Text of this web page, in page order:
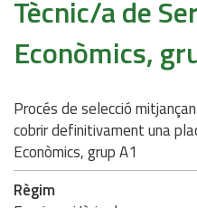
Tècnic/a de
Econòmics,
Procés de selecció
cobrir definitivament una
Econòmics, grup A1
Règim